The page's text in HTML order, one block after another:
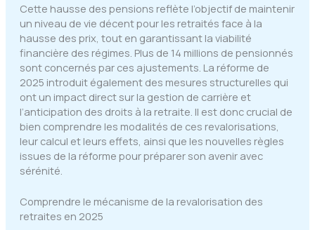
Cette hausse des pensions reflète l’objectif de maintenir
un niveau de vie décent pour les retraités face à la
hausse des prix, tout en garantissant la viabilité
financière des régimes. Plus de 14 millions de pensionnés
sont concernés par ces ajustements. La réforme de
2025 introduit également des mesures structurelles qui
ont un impact direct sur la gestion de carrière et
l’anticipation des droits à la retraite. Il est donc crucial de
bien comprendre les modalités de ces revalorisations,
leur calcul et leurs effets, ainsi que les nouvelles règles
issues de la réforme pour préparer son avenir avec
sérénité.
Comprendre le mécanisme de la revalorisation des
retraites en 2025